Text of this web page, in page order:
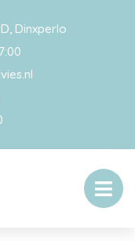
Dinxperlo